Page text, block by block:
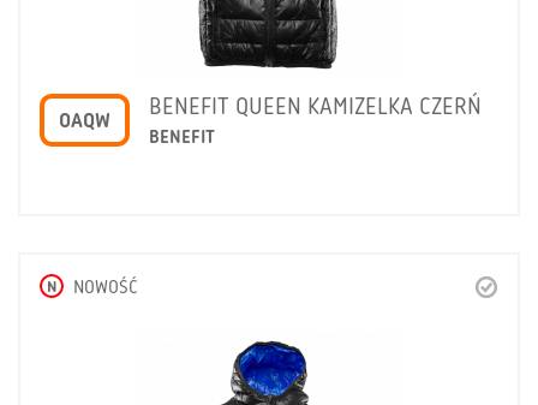
OAQW
BENEFIT QUEEN KAMIZELKA CZERŃ
BENEFIT
N NOWOŚĆ